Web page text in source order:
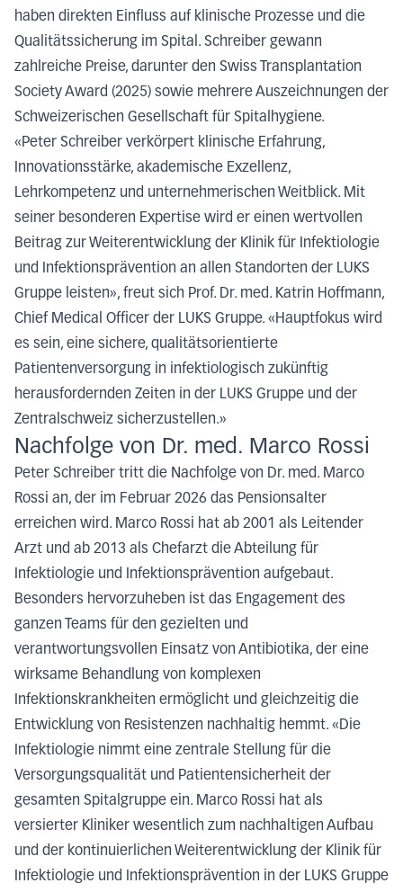
haben direkten Einfluss auf klinische Prozesse und die
Qualitätssicherung im Spital. Schreiber gewann
zahlreiche Preise, darunter den Swiss Transplantation
Society Award (2025) sowie mehrere Auszeichnungen der
Schweizerischen Gesellschaft für Spitalhygiene.
«Peter Schreiber verkörpert klinische Erfahrung,
Innovationsstärke, akademische Exzellenz,
Lehrkompetenz und unternehmerischen Weitblick. Mit
seiner besonderen Expertise wird er einen wertvollen
Beitrag zur Weiterentwicklung der Klinik für Infektiologie
und Infektionsprävention an allen Standorten der LUKS
Gruppe leisten», freut sich Prof. Dr. med. Katrin Hoffmann,
Chief Medical Officer der LUKS Gruppe. «Hauptfokus wird
es sein, eine sichere, qualitätsorientierte
Patientenversorgung in infektiologisch zukünftig
herausfordernden Zeiten in der LUKS Gruppe und der
Zentralschweiz sicherzustellen.»
Nachfolge von Dr. med. Marco Rossi
Peter Schreiber tritt die Nachfolge von Dr. med. Marco
Rossi an, der im Februar 2026 das Pensionsalter
erreichen wird. Marco Rossi hat ab 2001 als Leitender
Arzt und ab 2013 als Chefarzt die Abteilung für
Infektiologie und Infektionsprävention aufgebaut.
Besonders hervorzuheben ist das Engagement des
ganzen Teams für den gezielten und
verantwortungsvollen Einsatz von Antibiotika, der eine
wirksame Behandlung von komplexen
Infektionskrankheiten ermöglicht und gleichzeitig die
Entwicklung von Resistenzen nachhaltig hemmt. «Die
Infektiologie nimmt eine zentrale Stellung für die
Versorgungsqualität und Patientensicherheit der
gesamten Spitalgruppe ein. Marco Rossi hat als
versierter Kliniker wesentlich zum nachhaltigen Aufbau
und der kontinuierlichen Weiterentwicklung der Klinik für
Infektiologie und Infektionsprävention in der LUKS Gruppe